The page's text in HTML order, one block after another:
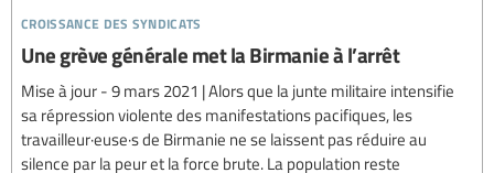
croissance des syndicats
Une grève générale met la Birmanie à l’arrêt
Mise à jour - 9 mars 2021 | Alors que la junte militaire intensifie
sa répression violente des manifestations pacifiques, les
travailleur·euse·s de Birmanie ne se laissent pas réduire au
silence par la peur et la force brute. La population reste